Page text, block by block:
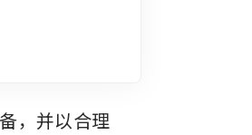
，并以合理